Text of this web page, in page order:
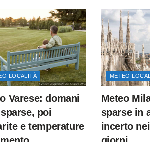
LOCALITÀ
Varese: domani
poi
e temperature
METEO
Meteo
sparse in
incerto